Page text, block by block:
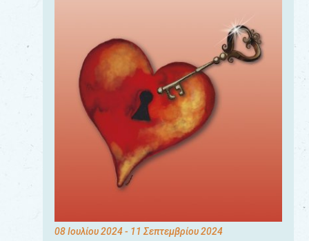
08 Ιουλίου 2024- 11 Σεπτεμβρίου 2024